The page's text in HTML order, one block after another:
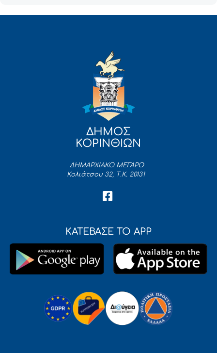
ΔΗΜΟΣ
ΚΟΡΙΝΘΙΩΝ
ΔΗΜΑΡΧΙΑΚΟ ΜΕΓΑΡΟ
Κολιάτσου 32, Τ.Κ. 20131
ΚΑΤΕΒΑΣΕ ΤΟ APP